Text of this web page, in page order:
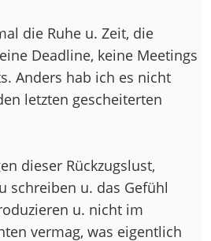
die Ruhe u. Zeit, die
Deadline, keine Meetings
Anders hab ich es nicht
letzten gescheiterten
dieser Rückzugslust,
schreiben u. das Gefühl
u. nicht im
vermag, was eigentlich